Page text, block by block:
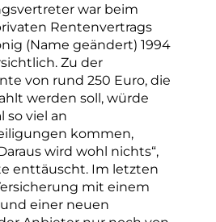
war beim
Rentenvertrags
(Name geändert) 1994
Zu der
von rund 250 Euro, die
werden soll, würde
so viel an
kommen,
wird wohl nichts“,
enttäuscht. Im letzten
mit einem
einer neuen